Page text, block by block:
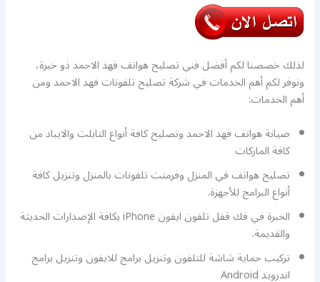
لذلك خصصنا لكم أفضل فني تصليح هواتف فهد الاحمد ذو خبرة،
ونوفر لكم أهم الخدمات في شركة تصليح تلفونات فهد الاحمد ومن
أهم الخدمات:
صيانة هواتف فهد الاحمد وتصليح كافة أنواع التابلت والايباد من
كافة الماركات
تصليح هواتف في المنزل وفرمتت تلفونات بالمنزل وتنزيل كافة
أنواع البرامج للأجهزة.
الخبرة في فك قفل تلفون ايفون iPhone بكافة الإصدارات الحديثة
والقديمة.
تركيب حماية شاشة للتلفون وتنزيل برامج للايفون وتنزيل برامج
اندرويد Android